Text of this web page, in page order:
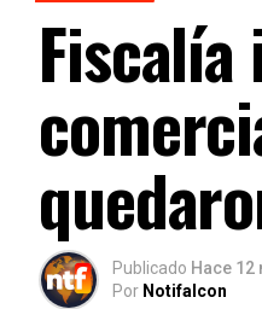
Publicado Hace 12
Por Notifalcon